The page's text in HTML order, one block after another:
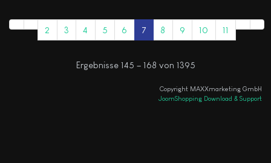
2 3 4 5 6 7 8 9 10 11
Ergebnisse 145 – 168 von 1395
Copyright MAXXmarketing GmbH
JoomShopping Download & Support